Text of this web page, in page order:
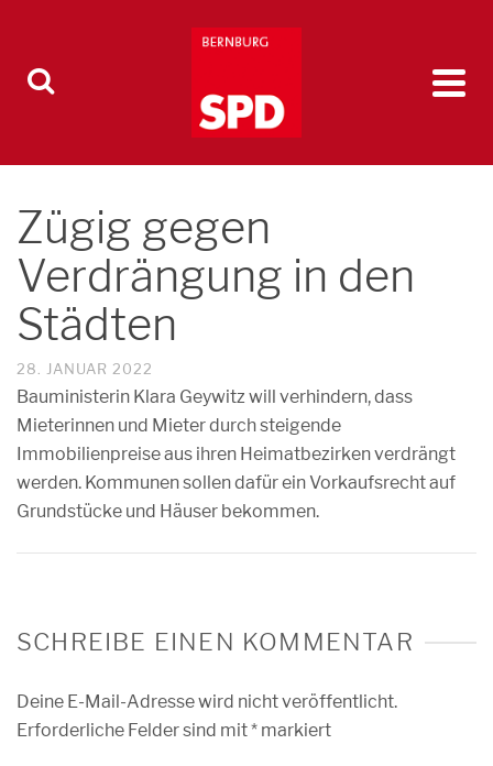
Zügig gegen
Verdrängung in den
Städten
28. JANUAR 2022
Bauministerin Klara Geywitz will verhindern, dass
Mieterinnen und Mieter durch steigende
Immobilienpreise aus ihren Heimatbezirken verdrängt
werden. Kommunen sollen dafür ein Vorkaufsrecht auf
Grundstücke und Häuser bekommen.
SCHREIBE EINEN KOMMENTAR
Deine E-Mail-Adresse wird nicht veröffentlicht.
Erforderliche Felder sind mit* markiert